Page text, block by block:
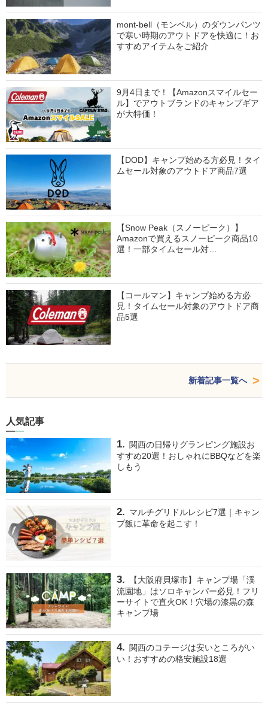
mont-bell（モンベル）のダウンパンツ
で寒い時期のアウトドアを快適に！お
すすめアイテムをご紹介
9月4日まで！【Amazonスマイルセー
ル】でアウトブランドのキャンプギア
が大特価！
【DOD】キャンプ始める方必見！タイ
ムセール対象のアウトドア商品7選
【Snow Peak（スノーピーク）】
Amazonで買えるスノーピーク商品10
選！一部タイムセール対…
【コールマン】キャンプ始める方必
見！タイムセール対象のアウトドア商
品5選
新着記事一覧へ
人気記事
関西の日帰りグランピング施設お
すすめ20選！おしゃれにBBQなどを楽
しもう
マルチグリドルレシピ7選｜キャン
プ飯に革命を起こす！
【大阪府貝塚市】キャンプ場「渓
流園地」はソロキャンパー必見！フリ
ーサイトで直火OK！穴場の漆黒の森
キャンプ場
関西のコテージは安いところがい
い！おすすめの格安施設18選